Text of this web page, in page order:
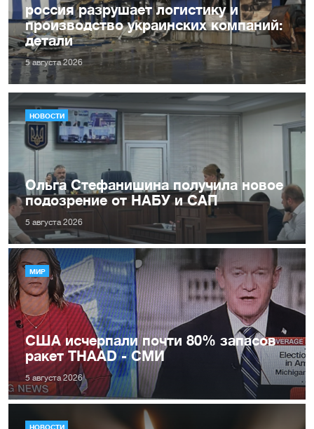
россия разрушает логистику и
производство украинских компаний:
детали
5 августа 2026
НОВОСТИ
Ольга Стефанишина получила новое
подозрение от НАБУ и САП
5 августа 2026
МИР
США исчерпали почти 80% запасов
ракет THAAD - СМИ
5 августа 2026
НОВОСТИ